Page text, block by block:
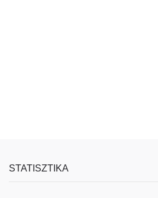
STATISZTIKA